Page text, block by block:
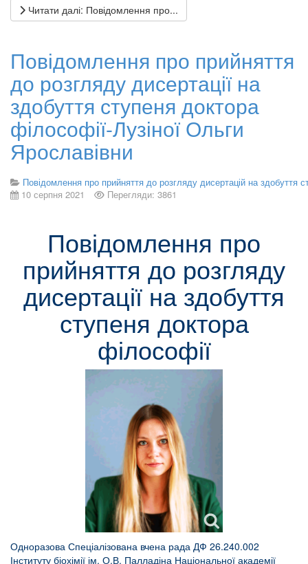
Читати далі: Повідомлення про...
Повідомлення про прийняття
до розгляду дисертації на
здобуття ступеня доктора
філософії-Лузіної Ольги
Ярославівни
Повідомлення про прийняття до розгляду дисертацій на здобуття
10 серпня 2021
Перегляди: 3861
Повідомлення про
прийняття до розгляду
дисертації на здобуття
ступеня доктора
філософії
Одноразова Спеціалізована вчена рада ДФ 26.240.002
Інституту біохімії ім. О.В. Палладіна Національної академії